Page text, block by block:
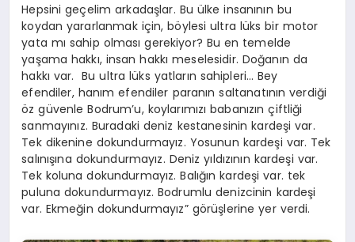
Hepsini geçelim arkadaşlar. Bu ülke insanının bu
koydan yararlanmak için, böylesi ultra lüks bir motor
yata mı sahip olması gerekiyor? Bu en temelde
yaşama hakkı, insan hakkı meselesidir. Doğanın da
hakkı var. Bu ultra lüks yatların sahipleri… Bey
efendiler, hanım efendiler paranın saltanatının verdiği
öz güvenle Bodrum’u, koylarımızı babanızın çiftliği
sanmayınız. Buradaki deniz kestanesinin kardeşi var.
Tek dikenine dokundurmayız. Yosunun kardeşi var. Tek
salınışına dokundurmayız. Deniz yıldızının kardeşi var.
Tek koluna dokundurmayız. Balığın kardeşi var. tek
puluna dokundurmayız. Bodrumlu denizcinin kardeşi
var. Ekmeğin dokundurmayız” görüşlerine yer verdi.